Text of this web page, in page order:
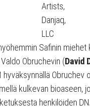
Artists,
Danjaq,
LLC
Safinin miehet
Obruchevin (David
Obruchev
kulkevan bioaseen,
henkilöiden